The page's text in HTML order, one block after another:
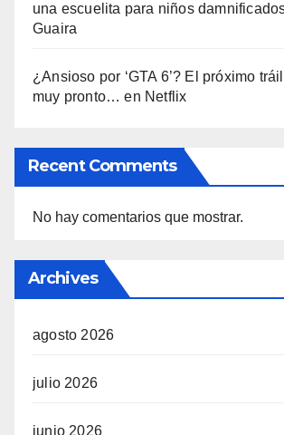
una escuelita para niños
Guaira
¿Ansioso por ‘GTA 6’? El próximo
muy pronto… en Netflix
Recent Comments
No hay comentarios que mostrar.
Archives
agosto 2026
julio 2026
junio 2026